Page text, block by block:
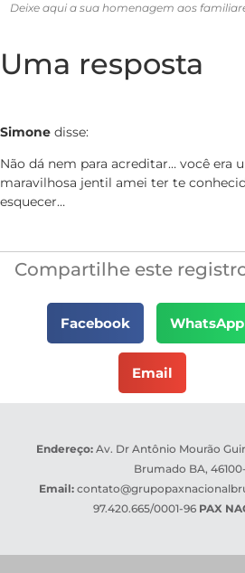
Deixe aqui a sua homenagem aos
Uma resposta
Simone disse:
Não dá nem para acreditar… você era
maravilhosa jentil amei ter te
esquecer…
Compartilhe este
Facebook WhatsApp
Email
Endereço: Av. Dr Antônio Mourão
Brumado BA,
Email:
97.420.665/0001-96 PAX